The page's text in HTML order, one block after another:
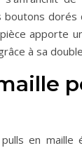
boutons
apporte
à sa
en maille